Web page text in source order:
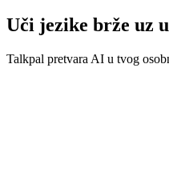
Uči jezike brže uz
Talkpal pretvara AI u tvog